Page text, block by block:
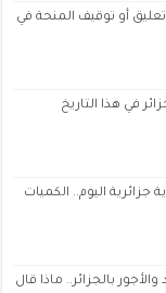
منحة البطالة 2026 بعد تعليق أو توقيف المنحة في
في هذا التاريخ
أمطار رعدية على 32 ولاية جزائرية اليوم.. الكميات
بالجزائر.. ماذا قال